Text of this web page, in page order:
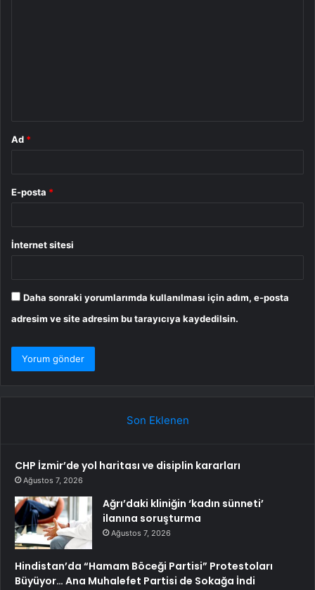
Ad *
E-posta *
İnternet sitesi
Daha sonraki yorumlarımda kullanılması için adım, e-posta
adresim ve site adresim bu tarayıcıya kaydedilsin.
Son Eklenen
CHP İzmir’de yol haritası ve disiplin kararları
Ağustos 7, 2026
Ağrı’daki kliniğin ‘kadın sünneti’
ilanına soruşturma
Ağustos 7, 2026
Hindistan’da “Hamam Böceği Partisi” Protestoları
Büyüyor… Ana Muhalefet Partisi de Sokağa İndi